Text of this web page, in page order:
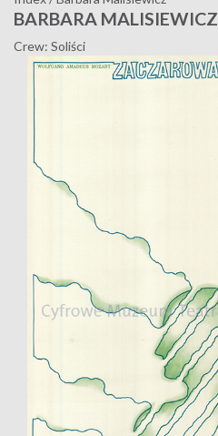
BARBARA MALISIEWICZ
Crew: Soliści